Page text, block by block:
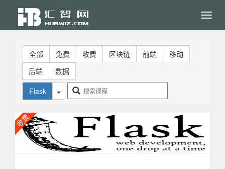
全部 免费 收费 区块链 前端
移动
后端
数据
Flask